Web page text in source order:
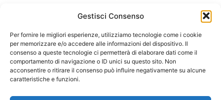
Gestisci Consenso
Per fornire le migliori esperienze, utilizziamo tecnologie come i cookie
per memorizzare e/o accedere alle informazioni del dispositivo. Il
consenso a queste tecnologie ci permetterà di elaborare dati come il
comportamento di navigazione o ID unici su questo sito. Non
acconsentire o ritirare il consenso può influire negativamente su alcune
caratteristiche e funzioni.
Come consegnamo
FAQ